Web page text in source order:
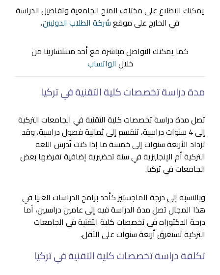
يمكنك الاطلاع على مختلف المنح الجامعية وتفاصيل الدراسة
في الخارج على موقعشركة الطلاب الدوليين،
كما يمكنك التواصل مباشرة مع أحد مستشارينا من
خلال الواتساب
مدة دراسة تخصصات كلية التقنية في تركيا
تصل مدة دراسة تخصصات كلية التقنية في الجامعات التركية
إلى 4 سنوات دراسية، تنقسم إلى ثمانية فصول دراسية، وقد
تزداد الأربعة سنوات إلى خمسة ما إذا كنت تُدرس اللغة
التركية أم الإنجليزية في سنة تحضيرية إضافية تفرضها بعض
الجامعات في تركيا.
وبالنسبة إلى درجة الماجستير كأحد برامج الدراسات العليا في
هذا المجال تصل مدة الدراسة فيه إلى عامين دراسيين، أما
درجة الدكتوراه في تخصصات كلية التقنية في الجامعات
التركية تستغرق أربعة سنوات على الأقل.
تكلفة دراسة تخصصات كلية التقنية في تركيا